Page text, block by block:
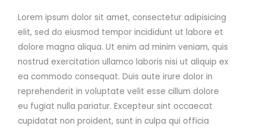
Lorem ipsum dolor sit amet, consectetur adipisicing
elit, sed do eiusmod tempor incididunt ut labore et
dolore magna aliqua. Ut enim ad minim veniam, quis
nostrud exercitation ullamco laboris nisi ut aliquip ex
ea commodo consequat. Duis aute irure dolor in
reprehenderit in voluptate velit esse cillum dolore
eu fugiat nulla pariatur. Excepteur sint occaecat
cupidatat non proident, sunt in culpa qui officia